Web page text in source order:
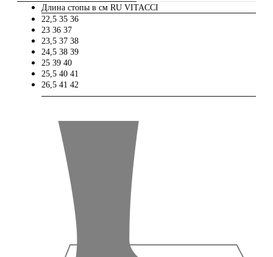
Длина стопы в см RU VITACCI
22,5 35 36
23 36 37
23,5 37 38
24,5 38 39
25 39 40
25,5 40 41
26,5 41 42